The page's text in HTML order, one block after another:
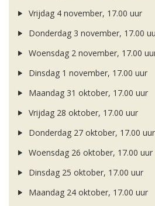
Vrijdag 4 november, 17.00 uur
Donderdag 3 november, 17.00
Woensdag 2 november, 17.00
Dinsdag 1 november, 17.00 uur
Maandag 31 oktober, 17.00 uur
Vrijdag 28 oktober, 17.00 uur
Donderdag 27 oktober, 17.00 uur
Woensdag 26 oktober, 17.00 uur
Dinsdag 25 oktober, 17.00 uur
Maandag 24 oktober, 17.00 uur